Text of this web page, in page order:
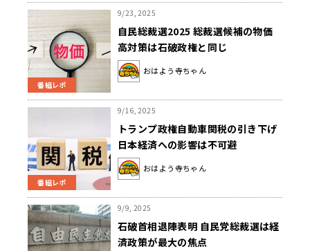
番組レポ
9/23, 2025
自民総裁選2025 総裁選候補の物価
高対策は石破政権と同じ
おはよう寺ちゃん
番組レポ
9/16, 2025
トランプ政権自動車関税の引き下げ
日本経済への影響は不可避
おはよう寺ちゃん
9/9, 2025
石破首相退陣表明 自民党総裁選は経
済政策が最大の焦点